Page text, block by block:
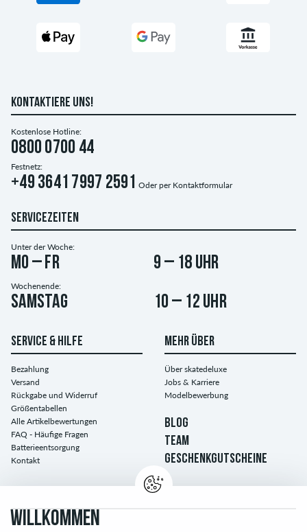
KONTAKTIERE UNS!
Kostenlose Hotline:
0800 0700 44
Festnetz:
+49 3641 7997 2591 Oder per Kontaktformular
SERVICEZEITEN
Unter der Woche:
Mo – Fr 9 – 18 Uhr
Wochenende:
Samstag 10 – 12 Uhr
SERVICE & HILFE
Bezahlung
Versand
Rückgabe und Widerruf
Größentabellen
Alle Artikelbewertungen
FAQ - Häufige Fragen
Batterieentsorgung
Kontakt
MEHR ÜBER
Über skatedeluxe
Jobs & Karriere
Modelbewerbung
BLOG
TEAM
GESCHENKGUTSCHEINE
WILLKOMMEN